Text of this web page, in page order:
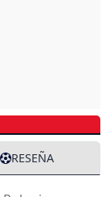
RESEÑA